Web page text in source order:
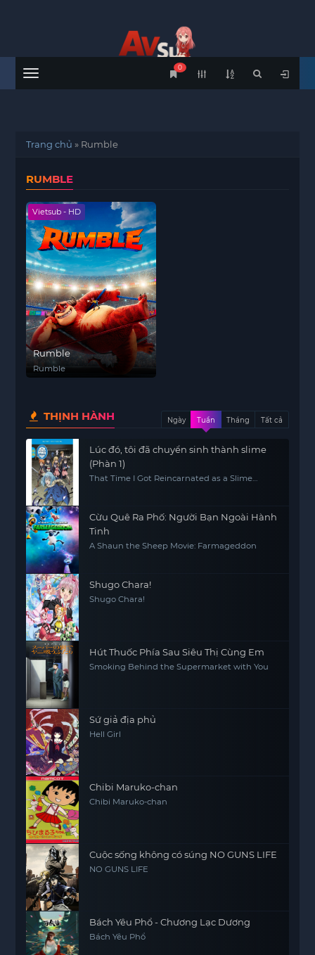
Menu
0
Trang chủ » Rumble
RUMBLE
Vietsub - HD
Rumble
Rumble
THỊNH HÀNH Ngày Tuần Tháng Tất cả
Lúc đó, tôi đã chuyển sinh thành slime
(Phàn 1)
That Time I Got Reincarnated as a Slime
Cừu Quê Ra Phố: Người Bạn Ngoài Hành
Tinh
A Shaun the Sheep Movie: Farmageddon
Shugo Chara!
Shugo Chara!
Hút Thuốc Phía Sau Siêu Thị Cùng Em
Smoking Behind the Supermarket with You
Sứ giả địa phủ
Hell Girl
Chibi Maruko-chan
Chibi Maruko-chan
Cuộc sống không có súng NO GUNS LIFE
NO GUNS LIFE
Bách Yêu Phổ - Chương Lạc Dương
Bách Yêu Phổ